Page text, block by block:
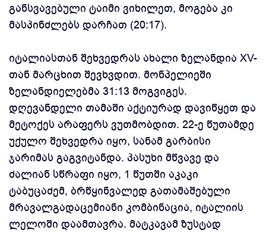
განსვავებული ტაიმი ვიხილეთ, მოგება კი
მასპინძლებს დარჩათ (20:17).
იტალიასთან შეხვედრას ახალი ზელანდია XV-
თან მარცხით შევხვდით. მონპელიეში
ზელანდიელებმა 31:13 მოგვიგეს.
დღევანდელი თამაში აქტიურად დავიწყეთ და
მეტოქეს არაფერს ვუთმობდით. 22-ე წუთამდე
უქულო შეხვედრა იყო, სანამ გარბისი
ჯარიმას გაგვიტანდა. პასუხი მწვავე და
ძალიან სწრაფი იყო, 1 წუთში აკაკი
ტაბუცაძემ, ბრწყინვალედ გათამაშებული
მრავალგადაცემიანი კომბინაცია, იტალიის
ლელოში დაამთავრა. მატკავამ ზუსტად